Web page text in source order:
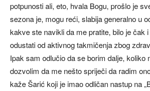
potpunosti ali, eto, hvala Bogu, prošlo je
sezona je, mogu reći, slabija generalno u
kakve ste navikli da me pratite, bilo je čak
odustati od aktivnog takmičenja zbog
Ipak sam odlučio da se borim dalje, koliko
dozvolim da me nešto spriječi da radim
kaže Šarić koji je imao odličan nastup na